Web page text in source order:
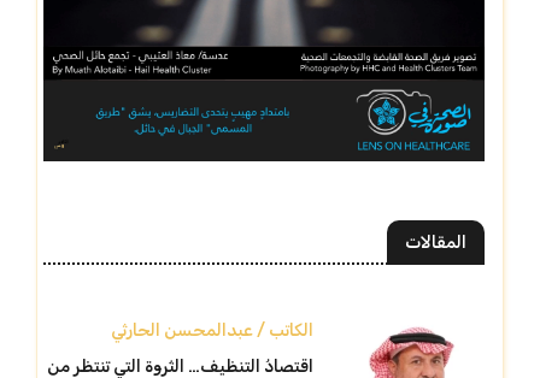
المقالات
الكاتب / عبدالمحسن الحارثي
اقتصادُ التنظيف… الثروة التي تنتظر من